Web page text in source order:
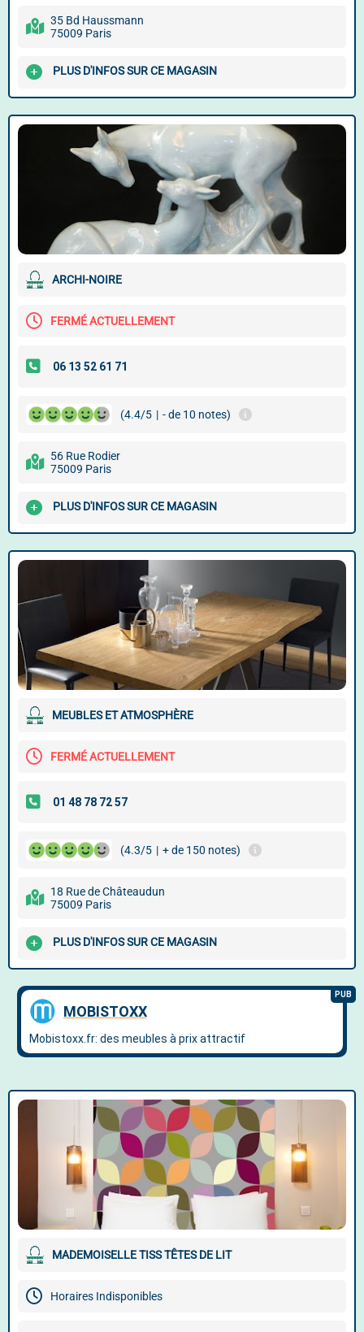
35 Bd Haussmann
75009 Paris
PLUS D'INFOS SUR CE MAGASIN
ARCHI-NOIRE
FERMÉ ACTUELLEMENT
(4.4/5 | - de 10 notes)
56 Rue Rodier
75009 Paris
PLUS D'INFOS SUR CE MAGASIN
MEUBLES ET ATMOSPHÈRE
FERMÉ ACTUELLEMENT
(4.3/5 | + de 150 notes)
18 Rue de Châteaudun
75009 Paris
PLUS D'INFOS SUR CE MAGASIN
MADEMOISELLE TISS TÊTES DE LIT
Horaires Indisponibles